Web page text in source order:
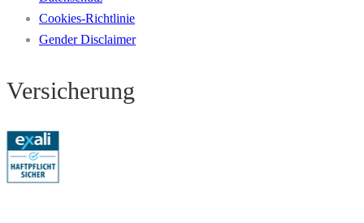
Cookies-Richtlinie
Gender Disclaimer
Versicherung